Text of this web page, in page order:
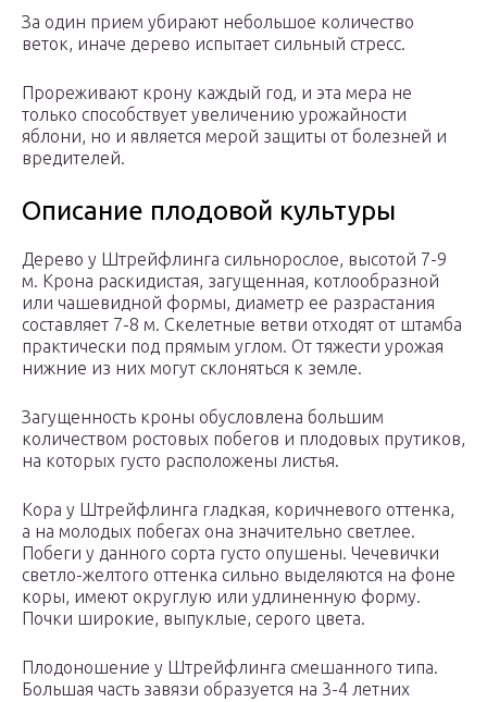
За один прием убирают небольшое количество
веток, иначе дерево испытает сильный стресс.
Прореживают крону каждый год, и эта мера не
только способствует увеличению урожайности
яблони, но и является мерой защиты от болезней и
вредителей.
Описание плодовой культуры
Дерево у Штрейфлинга сильнорослое, высотой 7-9
м. Крона раскидистая, загущенная, котлообразной
или чашевидной формы, диаметр ее разрастания
составляет 7-8 м. Скелетные ветви отходят от штамба
практически под прямым углом. От тяжести урожая
нижние из них могут склоняться к земле.
Загущенность кроны обусловлена большим
количеством ростовых побегов и плодовых прутиков,
на которых густо расположены листья.
Кора у Штрейфлинга гладкая, коричневого оттенка,
а на молодых побегах она значительно светлее.
Побеги у данного сорта густо опушены. Чечевички
светло-желтого оттенка сильно выделяются на фоне
коры, имеют округлую или удлиненную форму.
Почки широкие, выпуклые, серого цвета.
Плодоношение у Штрейфлинга смешанного типа.
Большая часть завязи образуется на 3-4 летних